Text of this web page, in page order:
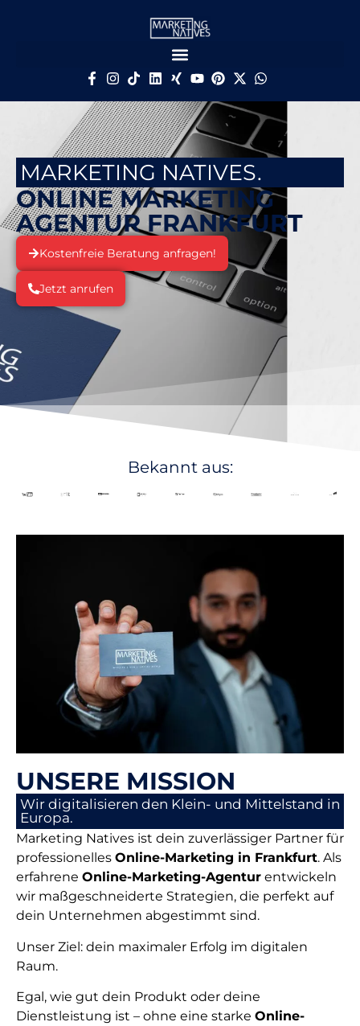
MARKETING NATIVES.
ONLINE MARKETING
AGENTUR FRANKFURT
Kostenfreie Beratung anfragen!
Jetzt anrufen
Bekannt aus:
UNSERE MISSION
Wir digitalisieren den Klein- und Mittelstand in
Europa.
Marketing Natives ist dein zuverlässiger Partner für
professionelles Online-Marketing in Frankfurt. Als
erfahrene Online-Marketing-Agentur entwickeln
wir maßgeschneiderte Strategien, die perfekt auf
dein Unternehmen abgestimmt sind.
Unser Ziel: dein maximaler Erfolg im digitalen
Raum.
Egal, wie gut dein Produkt oder deine
Dienstleistung ist – ohne eine starke Online-